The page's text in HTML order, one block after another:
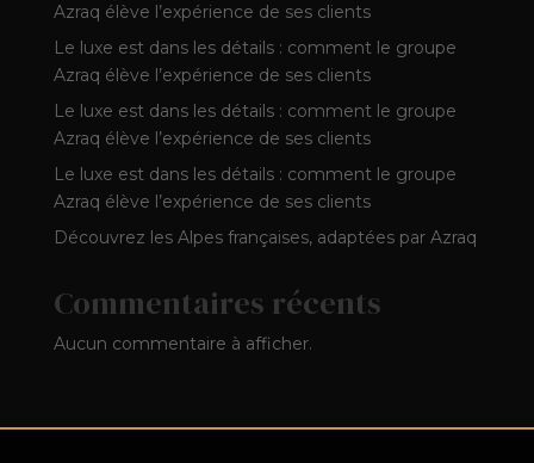
Azraq élève l’expérience de ses clients
Le luxe est dans les détails : comment le groupe
Azraq élève l’expérience de ses clients
Le luxe est dans les détails : comment le groupe
Azraq élève l’expérience de ses clients
Le luxe est dans les détails : comment le groupe
Azraq élève l’expérience de ses clients
Découvrez les Alpes françaises, adaptées par Azraq
Commentaires récents
Aucun commentaire à afficher.